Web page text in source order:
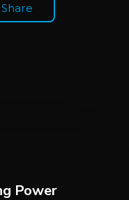
Share
Power